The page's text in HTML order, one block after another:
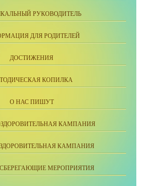
РУКОВОДИТЕЛЬ
ДЛЯ РОДИТЕЛЕЙ
ДОСТИЖЕНИЯ
КОПИЛКА
О НАС ПИШУТ
КАМПАНИЯ
КАМПАНИЯ
МЕРОПРИЯТИЯ